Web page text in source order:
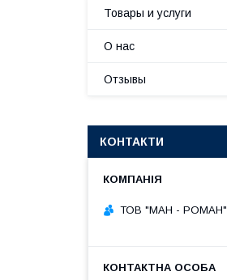
Товары и услуги
О нас
Отзывы
КОНТАКТИ
ТОВ "МАН - РОМАН"